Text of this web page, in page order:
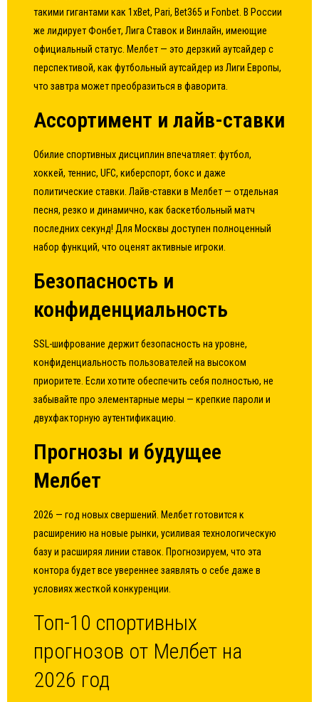
такими гигантами как 1xBet, Pari, Bet365 и Fonbet. В России
же лидирует Фонбет, Лига Ставок и Винлайн, имеющие
официальный статус. Мелбет — это дерзкий аутсайдер с
перспективой, как футбольный аутсайдер из Лиги Европы,
что завтра может преобразиться в фаворита.
Ассортимент и лайв-ставки
Обилие спортивных дисциплин впечатляет: футбол,
хоккей, теннис, UFC, киберспорт, бокс и даже
политические ставки. Лайв-ставки в Мелбет — отдельная
песня, резко и динамично, как баскетбольный матч
последних секунд! Для Москвы доступен полноценный
набор функций, что оценят активные игроки.
Безопасность и
конфиденциальность
SSL-шифрование держит безопасность на уровне,
конфиденциальность пользователей на высоком
приоритете. Если хотите обеспечить себя полностью, не
забывайте про элементарные меры — крепкие пароли и
двухфакторную аутентификацию.
Прогнозы и будущее
Мелбет
2026 — год новых свершений. Мелбет готовится к
расширению на новые рынки, усиливая технологическую
базу и расширяя линии ставок. Прогнозируем, что эта
контора будет все увереннее заявлять о себе даже в
условиях жесткой конкуренции.
Топ-10 спортивных
прогнозов от Мелбет на
2026 год